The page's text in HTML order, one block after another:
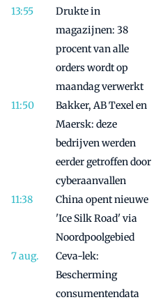
Drukte in
magazijnen: 38
procent van alle
orders wordt op
maandag verwerkt
Bakker, AB Texel en
Maersk: deze
bedrijven werden
eerder getroffen door
cyberaanvallen
China opent nieuwe
'Ice Silk Road' via
Noordpoolgebied
Ceva-lek:
Bescherming
consumentendata